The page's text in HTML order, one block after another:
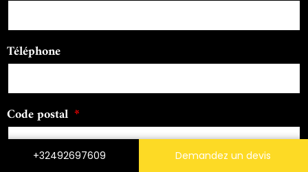
+32492697609 Demandez un devis
Téléphone
Code postal